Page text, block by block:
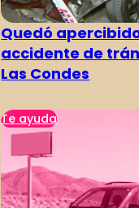
Quedó
accidente de
Las Condes
Te ayuda